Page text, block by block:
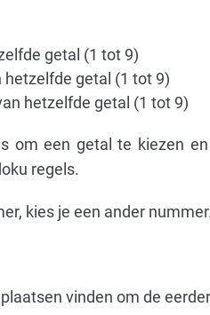
getal (1 tot 9)
hetzelfde getal (1 tot 9)
hetzelfde getal (1 tot 9)
om een ​​getal te kiezen
regels.
kies je een ander nummer.
vinden om de